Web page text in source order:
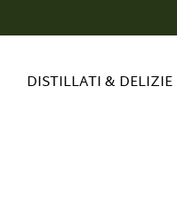
DISTILLATI & DELIZIE